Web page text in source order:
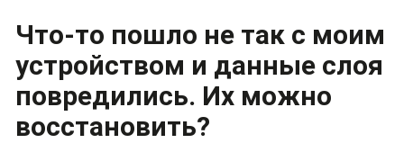
Что-то пошло не так с моим
устройством и данные слоя
повредились. Их можно
восстановить?